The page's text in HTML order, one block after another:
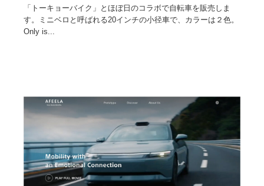
「トーキョーバイク」とほぼ日のコラボで自転車を販売しま
す。ミニベロと呼ばれる20インチの小径車で、カラーは２色。
Only is...